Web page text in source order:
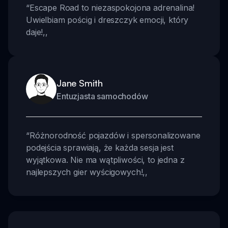
“Escape Road to niezaspokojona adrenalina!
Uwielbiam pościg i dreszczyk emocji, który
daje!,,
Jane Smith
Entuzjasta samochodów
“Różnorodność pojazdów i spersonalizowane
podejścia sprawiają, że każda sesja jest
wyjątkowa. Nie ma wątpliwości, to jedna z
najlepszych gier wyścigowych!,,